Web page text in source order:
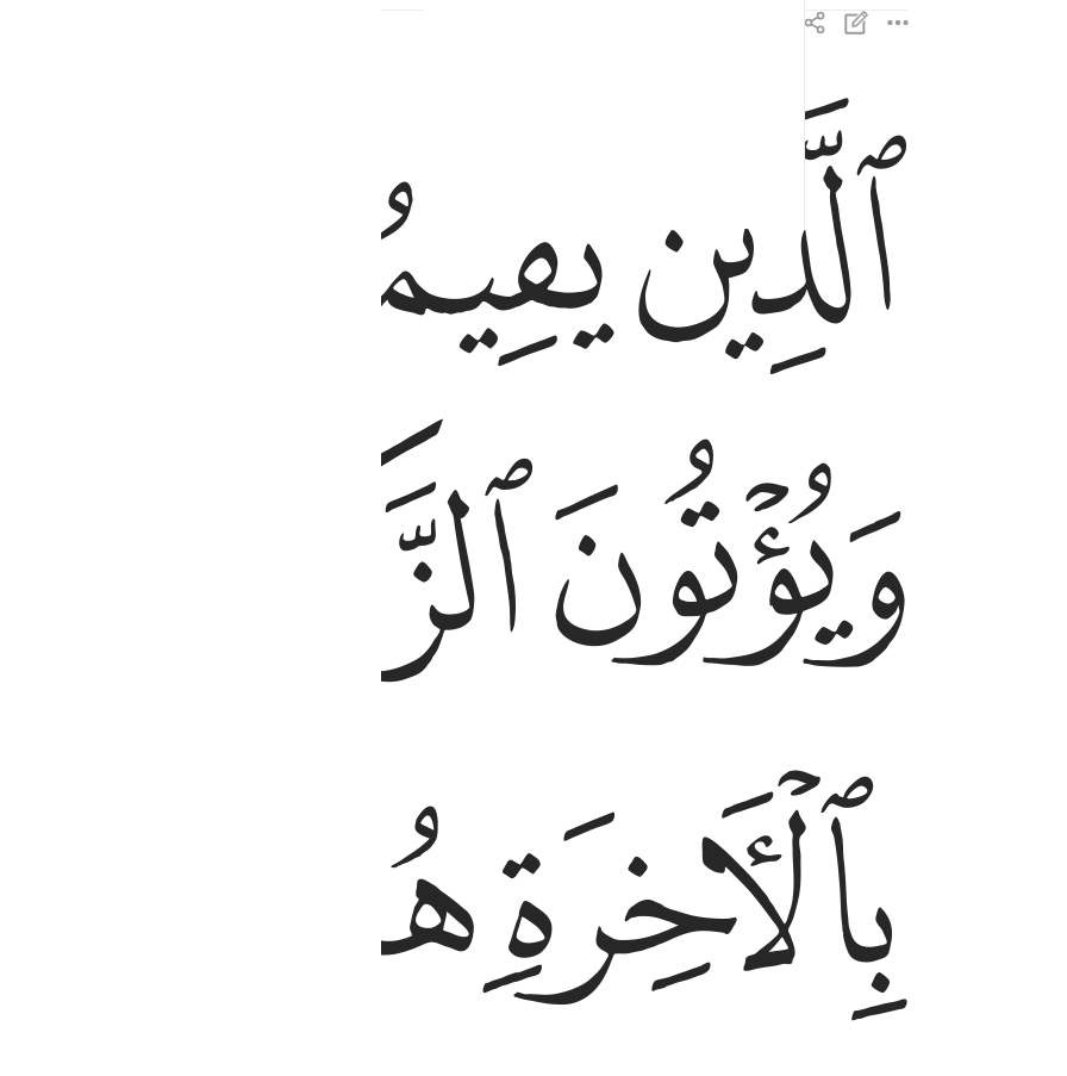
الذين يقيمون الصلاة ويوتون الزكاة وهم بالاخرة هم يوقنون ٤
ٱلَّذِينَ يُقِيمُونَ ٱلصَّلَوٰةَ وَيُؤْتُونَ ٱلزَّكَوٰةَ وَهُم بِٱلْـَٔاخِرَةِ هُمْ يُوقِنُونَ ٤
ﱌﱍ
ﱏﱐ
ﱒﱓ